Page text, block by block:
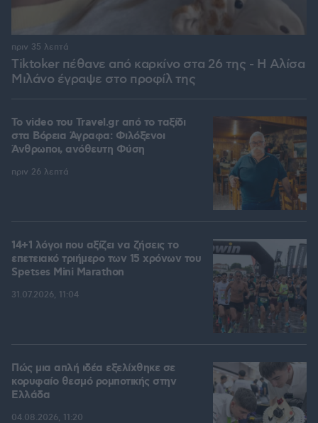
Tiktoker πέθανε από καρκίνο στα 26 της - Η Αλίσα
Μιλάνο έγραψε στο προφίλ της
πριν 35 λεπτά
To video του Travel.gr από το ταξίδι
στα Βόρεια Άγραφα: Φιλόξενοι
Άνθρωποι, ανόθευτη Φύση
πριν 26 λεπτά
14+1 λόγοι που αξίζει να ζήσεις το
επετειακό τριήμερο των 15 χρόνων του
Spetses Mini Marathon
31.07.2026, 11:04
Πώς μια απλή ιδέα εξελίχθηκε σε
κορυφαίο θεσμό ρομποτικής στην
Ελλάδα
04.08.2026, 11:20